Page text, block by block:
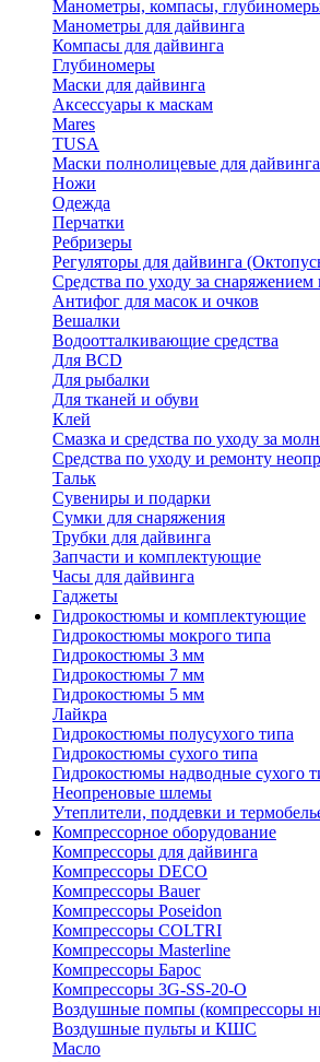
Манометры, компасы,
Манометры для дайвинга
Компасы для дайвинга
Глубиномеры
Маски для дайвинга
Аксессуары к маскам
Mares
TUSA
Маски полнолицевые для дайвинга
Ножи
Одежда
Перчатки
Ребризеры
Регуляторы для дайвинга
Средства по уходу за снаряжением
Антифог для масок и очков
Вешалки
Водоотталкивающие средства
Для BCD
Для рыбалки
Для тканей и обуви
Клей
Смазка и средства по уходу за
Средства по уходу и ремонту
Тальк
Сувениры и подарки
Сумки для снаряжения
Трубки для дайвинга
Запчасти и комплектующие
Часы для дайвинга
Гаджеты
Гидрокостюмы и комплектующие
Гидрокостюмы мокрого типа
Гидрокостюмы 3 мм
Гидрокостюмы 7 мм
Гидрокостюмы 5 мм
Лайкра
Гидрокостюмы полусухого типа
Гидрокостюмы сухого типа
Гидрокостюмы надводные сухого
Неопреновые шлемы
Утеплители, поддевки и
Компрессорное оборудование
Компрессоры для дайвинга
Компрессоры DECO
Компрессоры Bauer
Компрессоры Poseidon
Компрессоры COLTRI
Компрессоры Masterline
Компрессоры Барос
Компрессоры 3G-SS-20-O
Воздушные помпы (компрессоры
Воздушные пульты и КШС
Масло